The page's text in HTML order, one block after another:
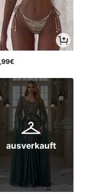
,99€
ausverkauft